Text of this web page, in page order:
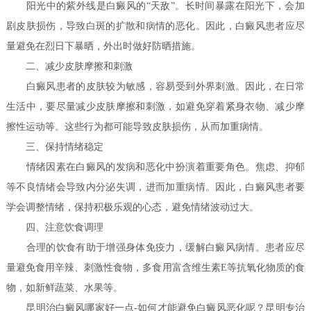
阳光中的紫外线是白癜风的“天敌”。长时间暴露在阳光下，会加
剧皮肤损伤，导致白斑的扩散和病情的恶化。因此，白癜风患者应尽
量避免在烈日下暴晒，外出时做好防晒措施。
二、减少皮肤摩擦和刺激
白癜风患者的皮肤较为敏感，容易受到外界刺激。因此，在日常
生活中，要尽量减少皮肤摩擦和刺激，如避免穿着紧身衣物、减少摩
擦性运动等。这些行为都可能导致皮肤损伤，从而加重病情。
三、保持情绪稳定
情绪因素在白癜风的发病和恶化中扮演着重要角色。焦虑、抑郁
等不良情绪会导致内分泌失调，进而加重病情。因此，白癜风患者要
学会调整情绪，保持积极乐观的心态，避免情绪波动过大。
四、注意饮食调理
合理的饮食有助于增强身体免疫力，缓解白癜风病情。患者应尽
量避免食用辛辣、刺激性食物，多食用富含维生素E等抗氧化物质的食
物，如新鲜蔬菜、水果等。
昆明治白癜风哪家好一点-如何才能避免白癜风恶化呢？昆明专治